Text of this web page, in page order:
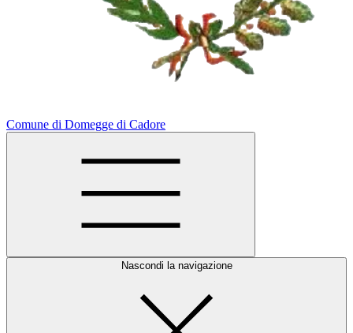
Comune di Domegge di Cadore
Nascondi la navigazione